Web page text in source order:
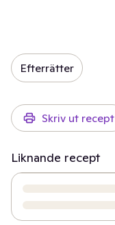
Efterrätter
Skriv ut recept
Liknande recept